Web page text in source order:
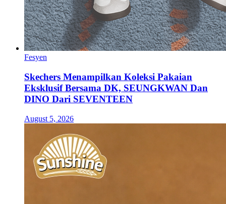
Fesyen
Skechers Menampilkan Koleksi Pakaian
Eksklusif Bersama DK, SEUNGKWAN Dan
DINO Dari SEVENTEEN
August 5, 2026